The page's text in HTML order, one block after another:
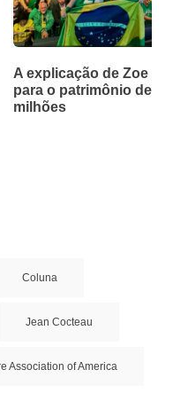
A explicação de Zoe
para o patrimônio de
milhões
Coluna
Jean Cocteau
Association of America